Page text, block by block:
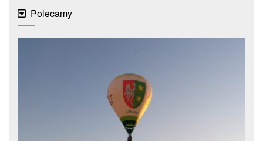
Polecamy